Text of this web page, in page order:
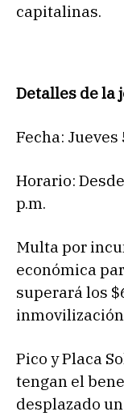
capitalinas.
Detalles de la
Fecha: Jueves
Horario:
p.m.
Multa por
económica
superará los
inmovilización
Pico y Placa
tengan el
desplazado